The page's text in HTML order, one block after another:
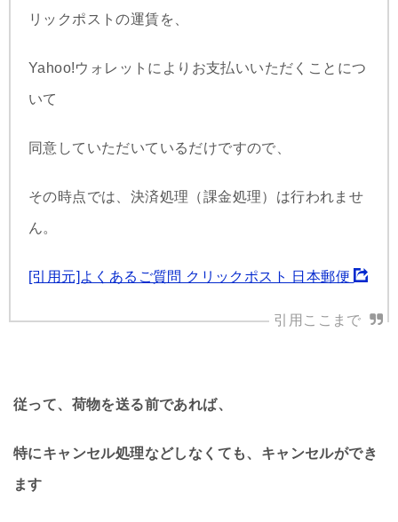
リックポストの運賃を、
Yahoo!ウォレットによりお支払いいただくことにつ
いて
同意していただいているだけですので、
その時点では、決済処理（課金処理）は行われませ
ん。
[引用元]よくあるご質問 クリックポスト 日本郵便
従って、荷物を送る前であれば、
特にキャンセル処理などしなくても、キャンセルができ
ます